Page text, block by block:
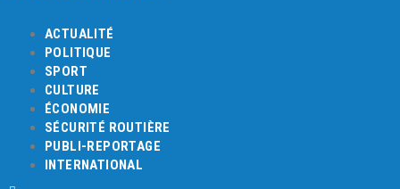
ACTUALITÉ
POLITIQUE
SPORT
CULTURE
ÉCONOMIE
SÉCURITÉ ROUTIÈRE
PUBLI-REPORTAGE
INTERNATIONAL